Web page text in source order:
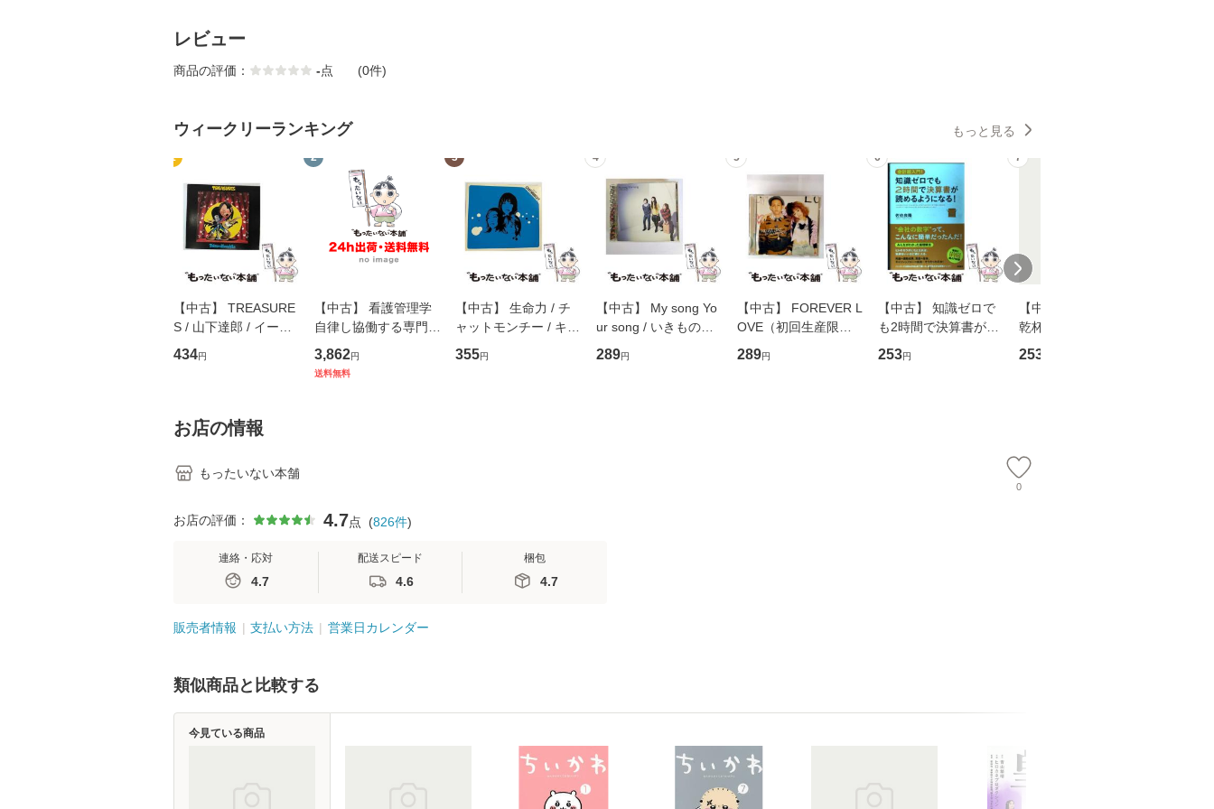
レビュー
商品の評価： -点 (0件)
ウィークリーランキング もっと見る
1
【中古】 TREASURE
S / 山下達郎 / イース
トウエスト・ジャパン
[CD]【メール便送料無
434円
2
【中古】 看護管理学
自律し協働する専門職
の看護マネジメントス
キル 改訂第3版 (看護
3,862円
送料無料
3
【中古】 生命力 / チ
ャットモンチー / キュ
ーンレコード [CD]
【メール便送料無料】
355円
4
【中古】 My song Yo
ur song / いきものが
かり / [CD]【メール便
送料無料】
289円
5
【中古】 FOREVER L
OVE（初回生産限定
盤） / 清水翔太×加藤
ミリヤ / [CD]【メール
289円
6
【中古】 知識ゼロで
も2時間で決算書が読
めるようになる！ 会
計超入門！ / 佐伯 良
253円
7
【中古】 ウインクで
乾杯 (ノン・ポシェッ
ト) / 東野圭吾 / 祥伝
253
お店の情報
もったいない本舗
0
お店の評価： 4.7点 (826件)
連絡・応対
4.7
配送スピード
4.6
梱包
4.7
販売者情報 支払い方法 営業日カレンダー
類似商品と比較する
今見ている商品